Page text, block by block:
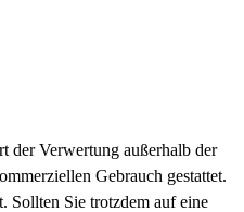
der Verwertung außerhalb der
Gebrauch gestattet.
Sollten Sie trotzdem auf eine